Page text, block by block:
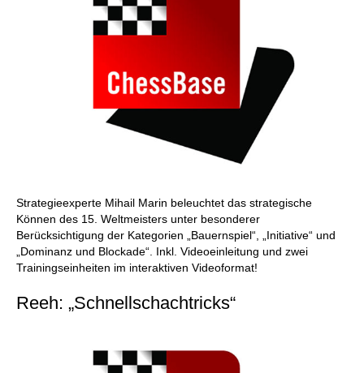
Strategieexperte Mihail Marin beleuchtet das strategische
Können des 15. Weltmeisters unter besonderer
Berücksichtigung der Kategorien „Bauernspiel“, „Initiative“ und
„Dominanz und Blockade“. Inkl. Videoeinleitung und zwei
Trainingseinheiten im interaktiven Videoformat!
Reeh: „Schnellschachtricks“